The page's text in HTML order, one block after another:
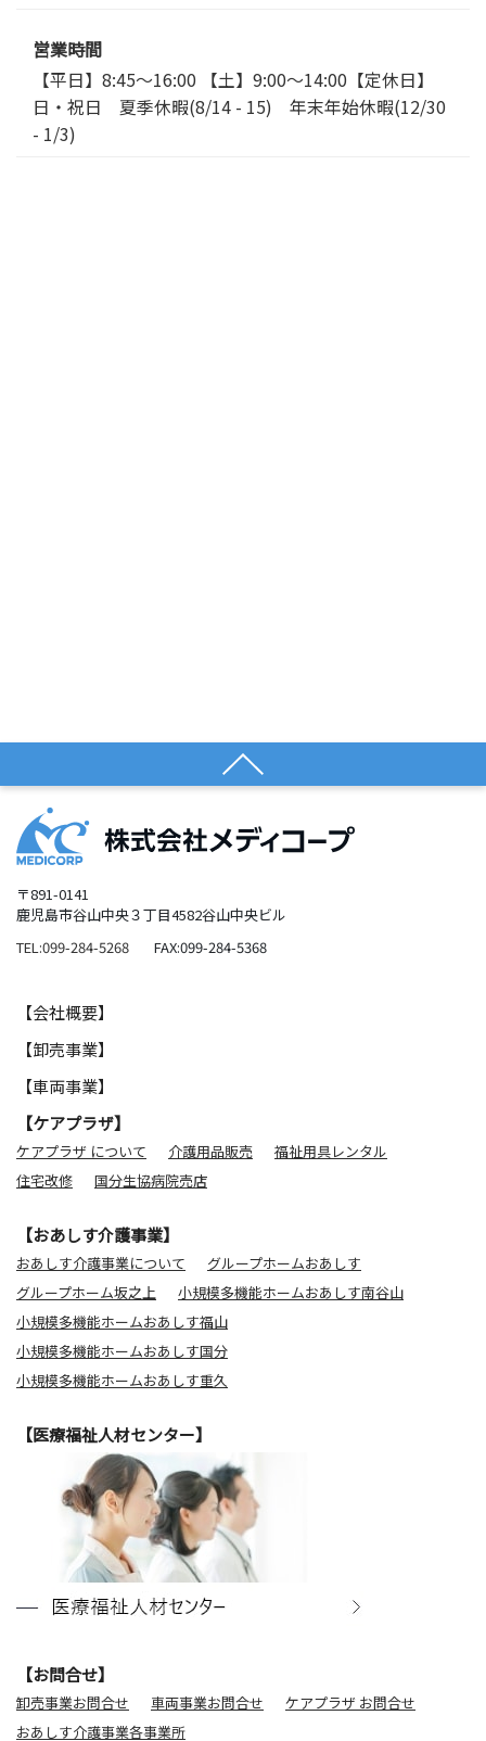
営業時間
【平日】8:45～16:00 【土】9:00〜14:00【定休日】
日・祝日 夏季休暇(8/14 - 15) 年末年始休暇(12/30
- 1/3)
〒891-0141
鹿児島市谷山中央３丁目4582谷山中央ビル
TEL:099-284-5268
FAX:099-284-5368
【会社概要】
【卸売事業】
【車両事業】
【ケアプラザ】
ケアプラザ について 介護用品販売
福祉用具レンタル
住宅改修
国分生協病院売店
【おあしす介護事業】
おあしす介護事業について
グループホームおあしす
グループホーム坂之上
小規模多機能ホームおあしす南谷山
小規模多機能ホームおあしす福山
小規模多機能ホームおあしす国分
小規模多機能ホームおあしす重久
【医療福祉人材センター】
【お問合せ】
卸売事業お問合せ 車両事業お問合せ
ケアプラザ お問合せ
おあしす介護事業各事業所